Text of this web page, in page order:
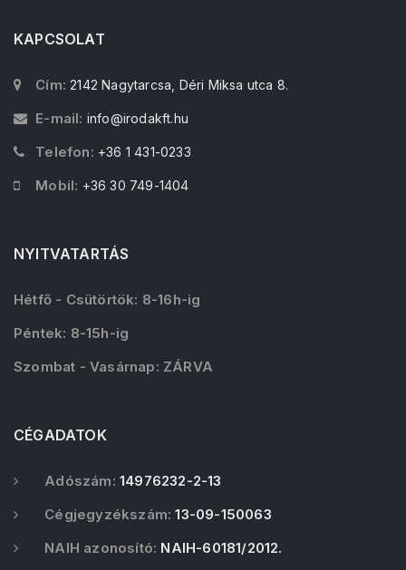
KAPCSOLAT
Cím: 2142 Nagytarcsa, Déri Miksa utca 8.
E-mail: info@irodakft.hu
Telefon: +36 1 431-0233
Mobil: +36 30 749-1404
NYITVATARTÁS
Hétfő - Csütörtök: 8-16h-ig
Péntek: 8-15h-ig
Szombat - Vasárnap: ZÁRVA
CÉGADATOK
Adószám: 14976232-2-13
Cégjegyzékszám: 13-09-150063
NAIH azonosító: NAIH-60181/2012.